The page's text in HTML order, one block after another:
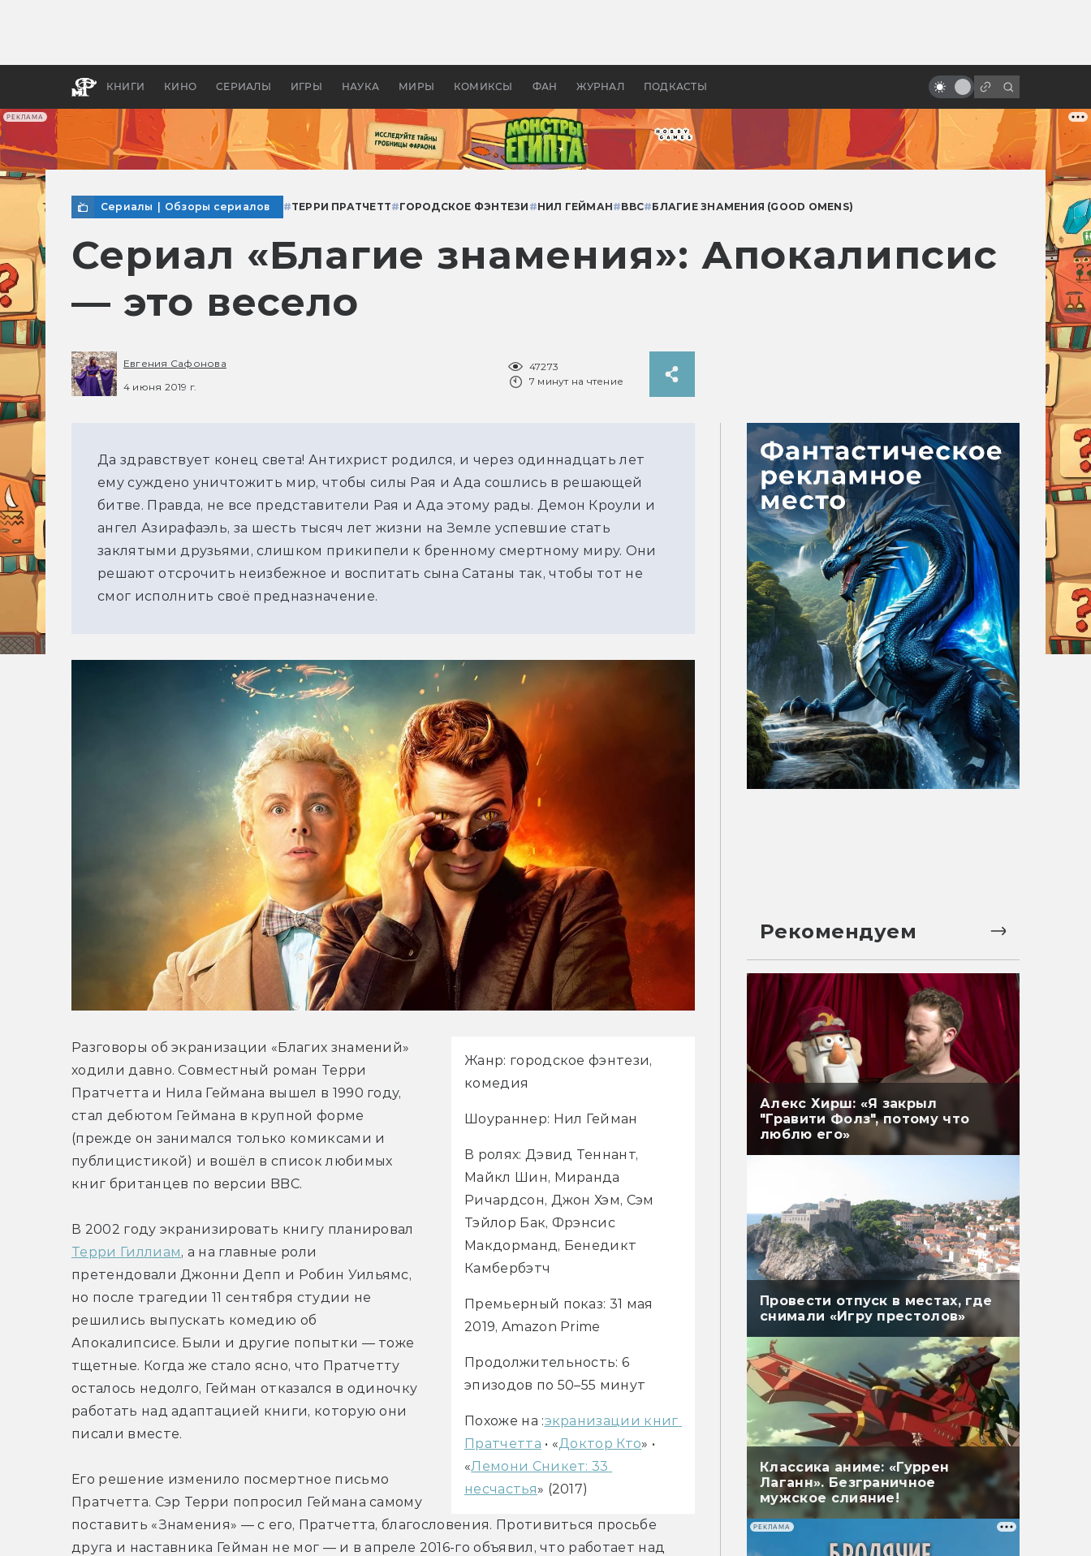
РЕКЛАМА
КНИГИ КИНО СЕРИАЛЫ ИГРЫ НАУКА МИРЫ КОМИКСЫ ФАН ЖУРНАЛ ПОДКАСТЫ
апокалипсис, в России —
бы «Властелина колец»
не знали
Сериалы Обзоры сериалов #ТЕРРИ ПРАТЧЕТТ#ГОРОДСКОЕ ФЭНТЕЗИ #НИЛ ГЕЙМАН#BBC#БЛАГИЕ ЗНАМЕНИЯ (GOOD OMENS)
Сериал «Благие знамения»: Апокалипсис
— это весело
Евгения Сафонова
4 июня 2019 г.
47273
7 минут на чтение
Да здравствует конец света! Антихрист родился, и через одиннадцать лет
ему суждено уничтожить мир, чтобы силы Рая и Ада сошлись в решающей
битве. Правда, не все представители Рая и Ада этому рады. Демон Кроули и
ангел Азирафаэль, за шесть тысяч лет жизни на Земле успевшие стать
заклятыми друзьями, слишком прикипели к бренному смертному миру. Они
решают отсрочить неизбежное и воспитать сына Сатаны так, чтобы тот не
смог исполнить своё предназначение.
Жанр: городское фэнтези,
комедия
Шоураннер: Нил Гейман
В ролях: Дэвид Теннант,
Майкл Шин, Миранда
Ричардсон, Джон Хэм, Сэм
Тэйлор Бак, Фрэнсис
Макдорманд, Бенедикт
Камбербэтч
Премьерный показ: 31 мая
2019, Amazon Prime
Продолжительность: 6
эпизодов по 50–55 минут
Похоже на :экранизации книг
Пратчетта • «Доктор Кто» •
«Лемони Сникет: 33
несчастья» (2017)
Разговоры об экранизации «Благих знамений»
ходили давно. Совместный роман Терри
Пратчетта и Нила Геймана вышел в 1990 году,
стал дебютом Геймана в крупной форме
(прежде он занимался только комиксами и
публицистикой) и вошёл в список любимых
книг британцев по версии BBC.
Терри Гиллиам, а на главные роли
претендовали Джонни Депп и Робин Уильямс,
но после трагедии 11 сентября студии не
решились выпускать комедию об
Апокалипсисе. Были и другие попытки — тоже
тщетные. Когда же стало ясно, что Пратчетту
осталось недолго, Гейман отказался в одиночку
работать над адаптацией книги, которую они
писали вместе.
Его решение изменило посмертное письмо
Пратчетта. Сэр Терри попросил Геймана самому
поставить «Знамения» — с его, Пратчетта, благословения. Противиться просьбе
друга и наставника Гейман не мог — и в апреле 2016-го объявил, что работает над
Рекомендуем
Алекс Хирш: «Я закрыл
"Гравити Фолз", потому что
люблю его»
Провести отпуск в местах, где
снимали «Игру престолов»
Классика аниме: «Гуррен
Лаганн». Безграничное
мужское слияние!
РЕКЛАМА